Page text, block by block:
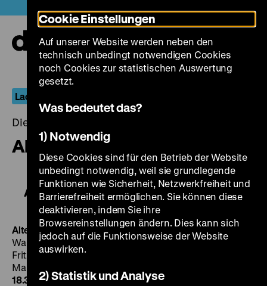
zum
Seiteninhalt
springen
Lachende Erben: Komödien im Nationalsozialismus
Dienstag, 30. Januar 2018, 19.00 - 00.00 Uhr
Altes Herz wird wieder jung
Altes Herz wird wieder jung
Altes Herz wird wieder jungD 1943, R: Erich Engel, B:
Walter Wassermann, C. H. Diller (= Lotte Neumann), K:
Fritz Arno Wagner, D: Emil Jannings, Viktor de Kowa,
Maria Landrock, Will Dohm, 94‘
18.30 Uhr + DI 30.01. um 20 UhrSchokoladenfabrikant
Cookie Einstellungen
Auf unserer Website werden neben den
technisch unbedingt notwendigen Cookies
noch Cookies zur statistischen Auswertung
gesetzt.
Was bedeutet das?
1) Notwendig
Diese Cookies sind für den Betrieb der Website
unbedingt notwendig, weil sie grundlegende
Funktionen wie Sicherheit, Netzwerkfreiheit und
Barrierefreiheit ermöglichen. Sie können diese
deaktivieren, indem Sie ihre
Browsereinstellungen ändern. Dies kann sich
jedoch auf die Funktionsweise der Website
auswirken.
2) Statistik und Analyse